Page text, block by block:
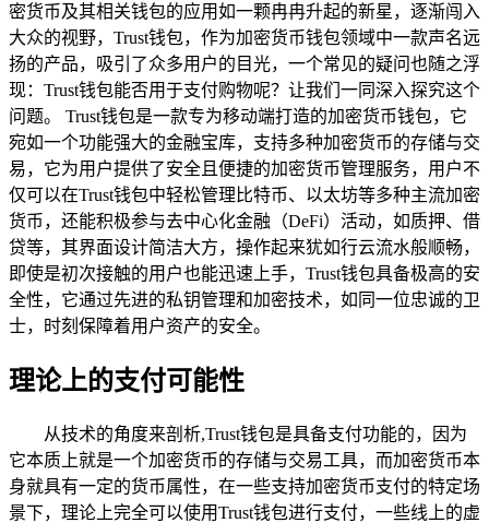
密货币及其相关钱包的应用如一颗冉冉升起的新星，逐渐闯入
大众的视野，Trust钱包，作为加密货币钱包领域中一款声名远
扬的产品，吸引了众多用户的目光，一个常见的疑问也随之浮
现：Trust钱包能否用于支付购物呢？让我们一同深入探究这个
问题。 Trust钱包是一款专为移动端打造的加密货币钱包，它
宛如一个功能强大的金融宝库，支持多种加密货币的存储与交
易，它为用户提供了安全且便捷的加密货币管理服务，用户不
仅可以在Trust钱包中轻松管理比特币、以太坊等多种主流加密
货币，还能积极参与去中心化金融（DeFi）活动，如质押、借
贷等，其界面设计简洁大方，操作起来犹如行云流水般顺畅，
即使是初次接触的用户也能迅速上手，Trust钱包具备极高的安
全性，它通过先进的私钥管理和加密技术，如同一位忠诚的卫
士，时刻保障着用户资产的安全。
理论上的支付可能性
从技术的角度来剖析,Trust钱包是具备支付功能的，因为
它本质上就是一个加密货币的存储与交易工具，而加密货币本
身就具有一定的货币属性，在一些支持加密货币支付的特定场
景下，理论上完全可以使用Trust钱包进行支付，一些线上的虚